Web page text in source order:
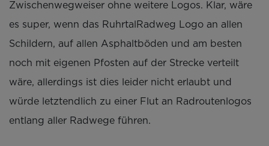
Zwischenwegweiser ohne weitere Logos. Klar, wäre
es super, wenn das RuhrtalRadweg Logo an allen
Schildern, auf allen Asphaltböden und am besten
noch mit eigenen Pfosten auf der Strecke verteilt
wäre, allerdings ist dies leider nicht erlaubt und
würde letztendlich zu einer Flut an Radroutenlogos
entlang aller Radwege führen.